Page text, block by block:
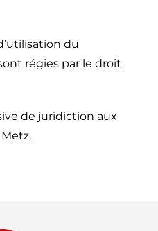
du
régies par le droit
de juridiction aux